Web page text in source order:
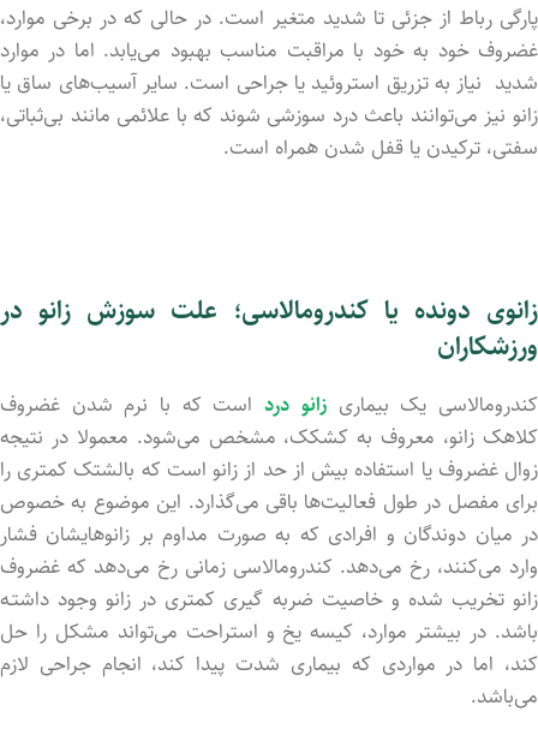
پارگی رباط از جزئی تا شدید متغیر است. در حالی که در برخی موارد،
غضروف خود به خود با مراقبت مناسب بهبود می‌یابد. اما در موارد
شدید نیاز به تزریق استروئید یا جراحی است. سایر آسیب‌های ساق یا
زانو نیز می‌توانند باعث درد سوزشی شوند که با علائمی مانند بی‌ثباتی،
سفتی، ترکید‌ن یا قفل شد‌ن همراه است.
زانوی دونده یا کندرومالاسی؛ علت سوزش زانو در
ورزشکاران
کندرومالاسی یک بیماریزانو درداست که با نرم شدن غضروف
کلاهک زانو، معروف به کشکک، مشخص می‌شود. معمولا در نتیجه
زوال غضروف یا استفاده بیش از حد از زانو است که بالشتک کمتری را
برای مفصل در طول فعالیت‌ها باقی می‌گذارد. این موضوع به خصوص
در میان دوندگان و افرادی که به صورت مداوم بر زانوهایشان فشار
وارد می‌کنند، رخ می‌دهد. کندرومالاسی زمانی رخ می‌دهد که غضروف
زانو تخریب شد‌ه و خاصیت ضربه گیری کمتری در زانو وجود داشتـه
باشد. در بیشتر موارد، کیسه یخ و استراحت می‌تواند مشکل را حل
کند، اما در مواردی که بیماری شدت پیدا کند، انجام جراحی لازم
می‌باشد.